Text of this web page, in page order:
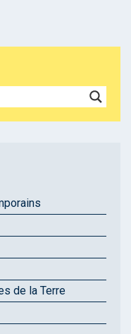
de la Terre